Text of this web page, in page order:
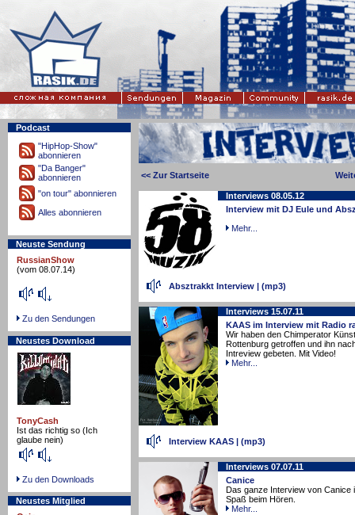
Podcast
"HipHop-Show"
abonnieren
"Da Banger"
abonnieren
"on tour" abonnieren
Alles abonnieren
Neuste Sendung
RussianShow
(vom 08.07.14)
Zu den Sendungen
Neustes Download
TonyCash
Ist das richtig so (Ich
glaube nein)
Zu den Downloads
Neustes Mitglied
<< Zur Startseite
Interviews 08.05.12
Interview mit DJ Eule und
Mehr...
Absztrakkt Interview | (mp3)
Interviews 15.07.11
KAAS im Interview mit Radio
Wir haben den Chimperator
Rottenburg getroffen und ihn
Intreview gebeten. Mit Video!
Mehr...
Interview KAAS | (mp3)
Interviews 07.07.11
Canice
Das ganze Interview von Canice
Spaß beim Hören.
Mehr...